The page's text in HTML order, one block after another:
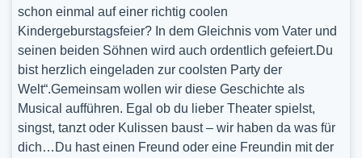
schon einmal auf einer richtig coolen
Kindergeburstagsfeier? In dem Gleichnis vom Vater und
seinen beiden Söhnen wird auch ordentlich gefeiert.Du
bist herzlich eingeladen zur coolsten Party der
Welt“.Gemeinsam wollen wir diese Geschichte als
Musical aufführen. Egal ob du lieber Theater spielst,
singst, tanzt oder Kulissen baust – wir haben da was für
dich…Du hast einen Freund oder eine Freundin mit der